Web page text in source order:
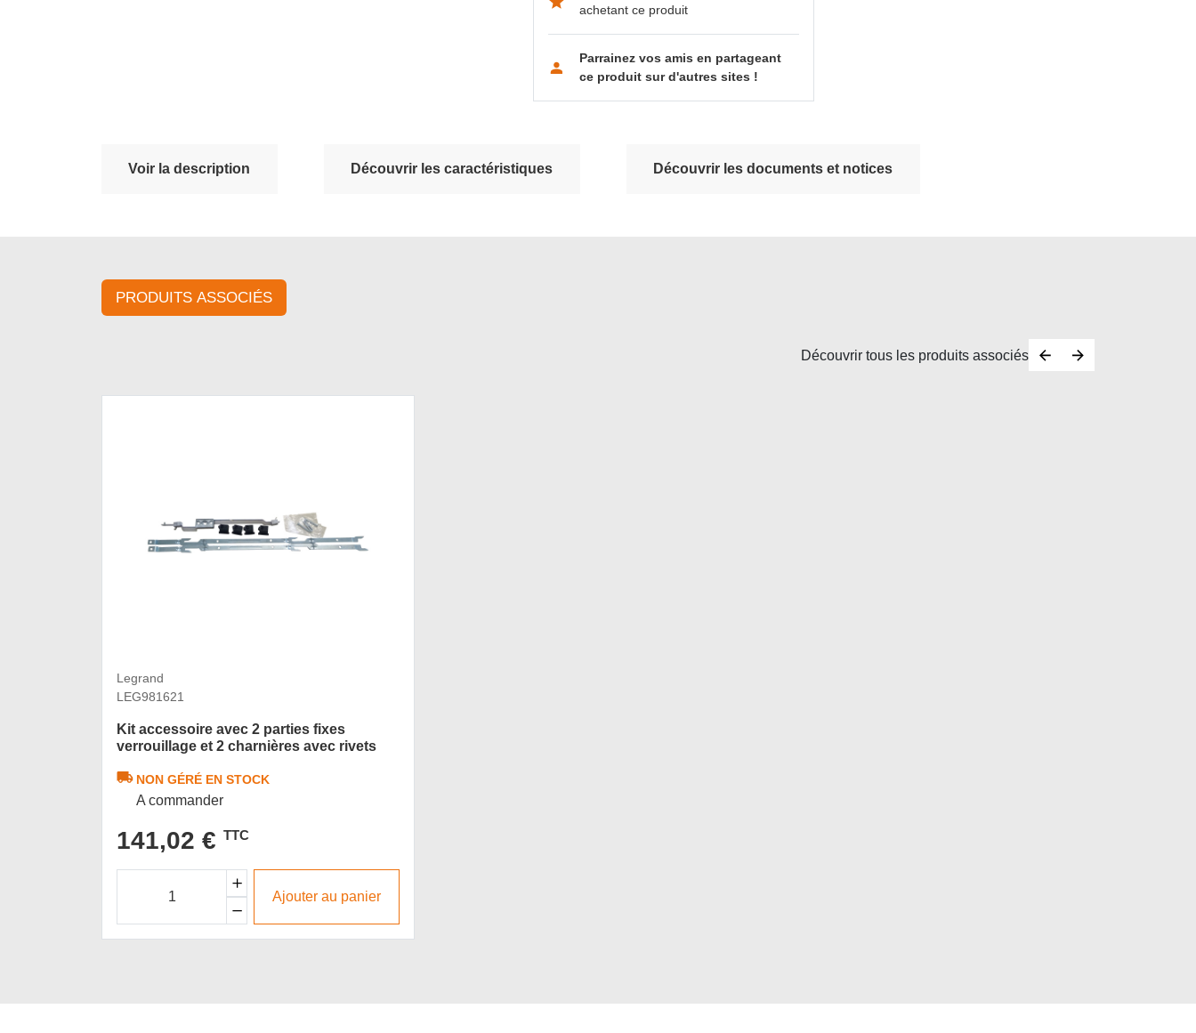
achetant ce produit
Parrainez vos amis en partageant
ce produit sur d'autres sites !
Voir la description Découvrir les caractéristiques Découvrir les documents et notices
PRODUITS ASSOCIÉS
Découvrir tous les produits associés
Legrand
LEG981621
Kit accessoire avec 2 parties fixes
verrouillage et 2 charnières avec rivets
NON GÉRÉ EN STOCK
A commander
141,02 € TTC
Ajouter au panier